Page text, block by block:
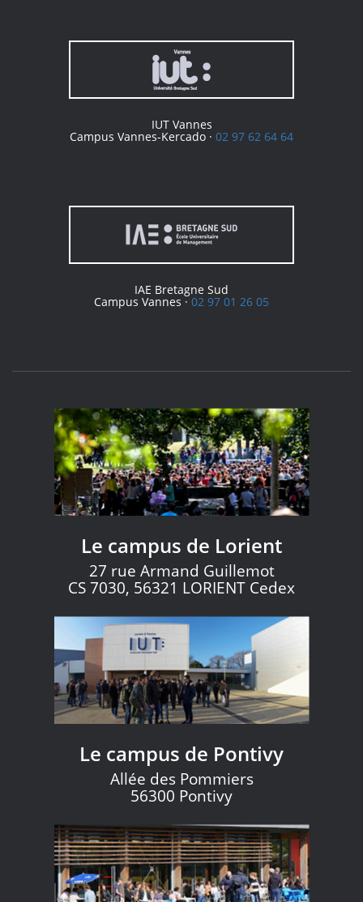
IUT Vannes
Campus Vannes-Kercado · 02 97 62 64 64
IAE Bretagne Sud
Campus Vannes ·02 97 01 26 05
Le campus de Lorient
27 rue Armand Guillemot
CS 7030, 56321 LORIENT Cedex
Le campus de Pontivy
Allée des Pommiers
56300 Pontivy